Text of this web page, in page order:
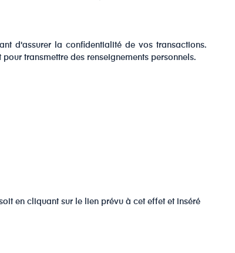
d'assurer la confidentialité de vos transactions.
transmettre des renseignements personnels.
en cliquant sur le lien prévu à cet effet et inséré